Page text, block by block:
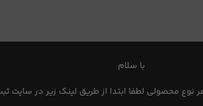
با سلام
نوع محصولی لطفا ابتدا از طریق لینک زیر در سایت